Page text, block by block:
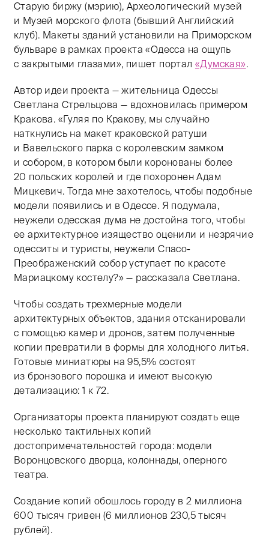
Старую биржу (мэрию), Археологический музей
и Музей морского флота (бывший Английский
клуб). Макеты зданий установили на Приморском
бульваре в рамках проекта «Одесса на ощупь
с закрытыми глазами», пишет портал «Думская».
Автор идеи проекта — жительница Одессы
Светлана Стрельцова — вдохновилась примером
Кракова. «Гуляя по Кракову, мы случайно
наткнулись на макет краковской ратуши
и Вавельского парка с королевским замком
и собором, в котором были коронованы более
20 польских королей и где похоронен Адам
Мицкевич. Тогда мне захотелось, чтобы подобные
модели появились и в Одессе. Я подумала,
неужели одесская дума не достойна того, чтобы
ее архитектурное изящество оценили и незрячие
одесситы и туристы, неужели Спасо-
Преображенский собор уступает по красоте
Мариацкому костелу?» — рассказала Светлана.
Чтобы создать трехмерные модели
архитектурных объектов, здания отсканировали
с помощью камер и дронов, затем полученные
копии превратили в формы для холодного литья.
Готовые миниатюры на 95,5% состоят
из бронзового порошка и имеют высокую
детализацию: 1 к 72.
Организаторы проекта планируют создать еще
несколько тактильных копий
достопримечательностей города: модели
Воронцовского дворца, колоннады, оперного
театра.
Создание копий обошлось городу в 2 миллиона
600 тысяч гривен (6 миллионов 230,5 тысяч
рублей).